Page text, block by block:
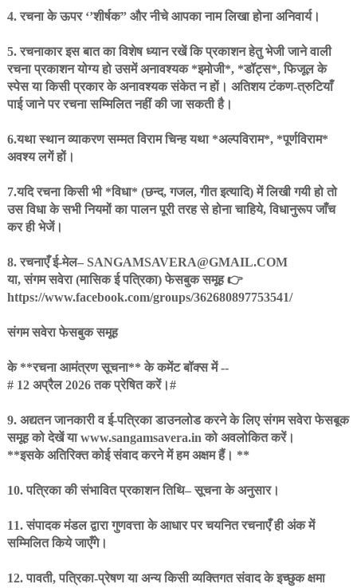
4. रचना के ऊपर ‘’शीर्षक” और नीचे आपका नाम लिखा होना अनिवार्य।
5. रचनाकार इस बात का विशेष ध्यान रखें कि प्रकाशन हेतु भेजी जाने वाली
रचना प्रकाशन योग्य हो उसमें अनावश्यक *इमोजी*, *डॉट्स*, फिजूल के
स्पेस या किसी प्रकार के अनावश्यक संकेत न हों। अतिशय टंकण-त्रुटियाँ
पाई जाने पर रचना सम्मिलित नहीं की जा सकती है।
6.यथा स्थान व्याकरण सम्मत विराम चिन्ह यथा *अल्पविराम*, *पूर्णविराम*
अवश्य लगें हों।
7.यदि रचना किसी भी *विधा* (छन्द, गजल, गीत इत्यादि) में लिखी गयी हो तो
उस विधा के सभी नियमों का पालन पूरी तरह से होना चाहिये, विधानुरूप जाँच
कर ही भेजें।
8. रचनाएँ ई-मेल– SANGAMSAVERA@GMAIL.COM
या, संगम सवेरा (मासिक ई पत्रिका) फेसबुक समूह 👉
https://www.facebook.com/groups/362680897753541/
संगम सवेरा फेसबुक समूह
के **रचना आमंत्रण सूचना** के कमेंट बॉक्स में --
# 12 अप्रैल 2026 तक प्रेषित करें।#
9. अद्यतन जानकारी व ई-पत्रिका डाउनलोड करने के लिए संगम सवेरा फेसबूक
समूह को देखें या www.sangamsavera.in को अवलोकित करें।
**इसके अतिरिक्त कोई संवाद करने में हम अक्षम हैं। **
10. पत्रिका की संभावित प्रकाशन तिथि– सूचना के अनुसार।
11. संपादक मंडल द्वारा गुणवत्ता के आधार पर चयनित रचनाएँ ही अंक में
सम्मिलित किये जाएँगे।
12. पावती, पत्रिका-प्रेषण या अन्य किसी व्यक्तिगत संवाद के इच्छुक क्षमा